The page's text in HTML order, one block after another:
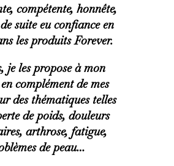
compétente, honnête,
suite eu confiance en
les produits Forever.
je les propose à mon
complément de mes
des thématiques telles
de poids, douleurs
arthrose, fatigue,
de peau…